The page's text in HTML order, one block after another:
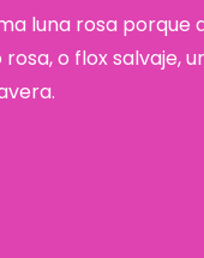
luna rosa porque
o flox salvaje,